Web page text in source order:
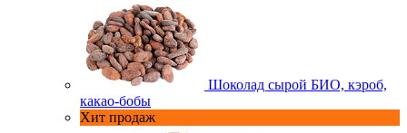
Шоколад сырой БИО, кэроб,
какао-бобы
Хит продаж